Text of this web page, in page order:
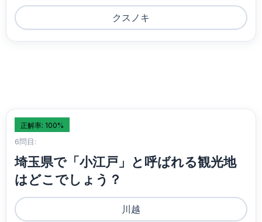
クスノキ
正解率: 100%
6問目:
埼玉県で「小江戸」と呼ばれる観光地
はどこでしょう？
川越